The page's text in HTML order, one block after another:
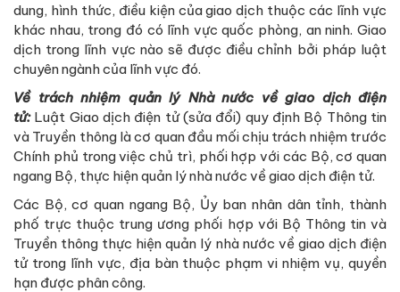
dung, hình thức, điều kiện của giao dịch thuộc các lĩnh vực
khác nhau, trong đó có lĩnh vực quốc phòng, an ninh. Giao
dịch trong lĩnh vực nào sẽ được điều chỉnh bởi pháp luật
chuyên ngành của lĩnh vực đó.
Về trách nhiệm quản lý Nhà nước về giao dịch điện
tử: Luật Giao dịch điện tử (sửa đổi) quy định Bộ Thông tin
và Truyền thông là cơ quan đầu mối chịu trách nhiệm trước
Chính phủ trong việc chủ trì, phối hợp với các Bộ, cơ quan
ngang Bộ, thực hiện quản lý nhà nước về giao dịch điện tử.
Các Bộ, cơ quan ngang Bộ, Ủy ban nhân dân tỉnh, thành
phố trực thuộc trung ương phối hợp với Bộ Thông tin và
Truyền thông thực hiện quản lý nhà nước về giao dịch điện
tử trong lĩnh vực, địa bàn thuộc phạm vi nhiệm vụ, quyền
hạn được phân công.